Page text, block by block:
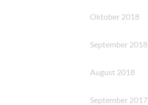
Oktober 2018
September 2018
August 2018
September 2017